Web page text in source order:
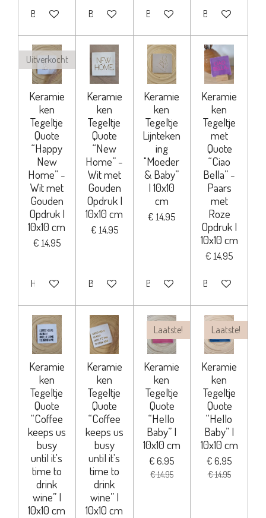
Bekijk details Bekijk details Bekijk details Bekijk details
Uitverkocht
Keramie
ken
Tegeltje
Quote
“Happy
New
Home” -
Wit met
Gouden
Opdruk |
10x10 cm
€ 14,95
Houd mij op de hoogte
Keramie
ken
Tegeltje
Quote
“New
Home” -
Wit met
Gouden
Opdruk |
10x10 cm
€ 14,95
Bekijk details
Keramie
ken
Tegeltje
Lijnteken
ing
"Moeder
& Baby”
| 10x10
cm
€ 14,95
Bekijk details
Keramie
ken
Tegeltje
met
Quote
“Ciao
Bella” -
Paars
met
Roze
Opdruk |
10x10 cm
€ 14,95
Bekijk details
Keramie
ken
Tegeltje
Quote
“Coffee
keeps us
busy
until it's
time to
drink
wine” |
10x10 cm
Keramie
ken
Tegeltje
Quote
“Coffee
keeps us
busy
until it's
time to
drink
wine” |
10x10 cm
Laatste!
Keramie
ken
Tegeltje
Quote
“Hello
Baby” |
10x10 cm
€ 6,95
€ 14,95
Laatste!
Keramie
ken
Tegeltje
Quote
“Hello
Baby” |
10x10 cm
€ 6,95
€ 14,95